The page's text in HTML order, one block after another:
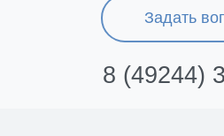
Задать
8 (49244)